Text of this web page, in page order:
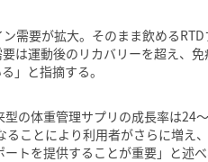
需要が拡大。そのまま飲める
は運動後のリカバリーを超え、
」と指摘する。
の体重管理サプリの成長率は24
ことにより利用者がさらに増え
トを提供することが重要」と述